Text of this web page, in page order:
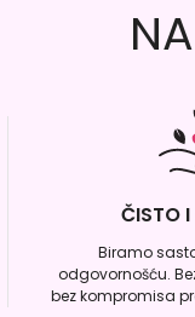
ČISTO
Biramo
odgovornošću.
bez kompromisa